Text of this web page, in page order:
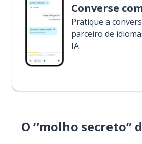
Converse
Pratique a
parceiro de
IA
O “molho secreto”